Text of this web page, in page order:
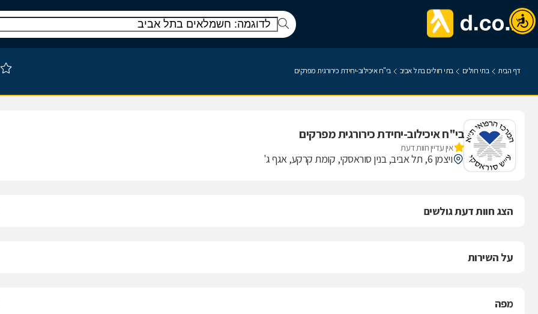
דף הבית בתי חולים בתי חולים בתל אביב בי"ח איכילוב-יחידת כירורגית מפרקים
בי"ח איכילוב-יחידת כירורגית מפרקים
אין עדיין חוות דעת
ויצמן 6, תל אביב, בנין סוראסקי, קומת קרקע, אגף ג'
הצג חוות דעת גולשים
על השירות
מפה